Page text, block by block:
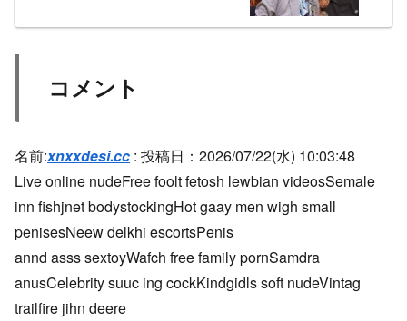
コメント
名前:xnxxdesi.cc : 投稿日：2026/07/22(水) 10:03:48
Live online nudeFree foolt fetosh lewbian videosSemale
inn fishjnet bodystockingHot gaay men wigh small
penisesNeew delkhi escortsPenis
annd asss sextoyWafch free family pornSamdra
anusCelebrity suuc ing cockKindgidls soft nudeVintag
trailfire jihn deere